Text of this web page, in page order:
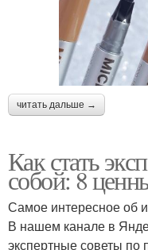
читать дальше →
Как стать
собой: 8
Самое интересное об
В нашем канале в
экспертные советы по